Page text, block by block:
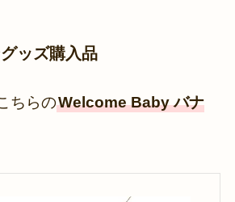
ッズ購入品
ちらのWelcome Baby バナ